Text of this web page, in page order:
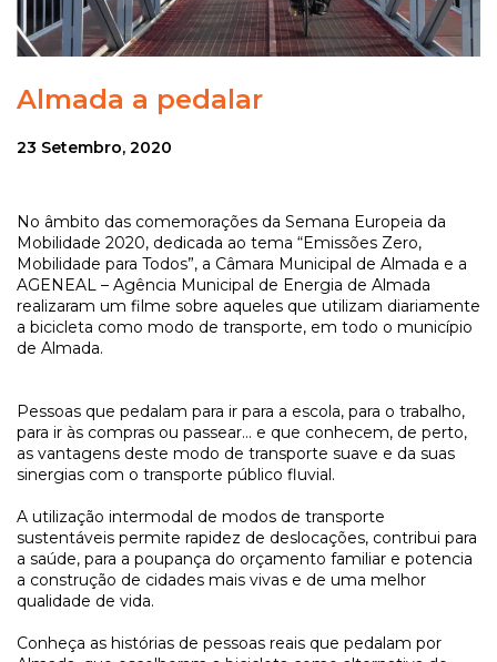
Almada a pedalar
23 Setembro, 2020
No âmbito das comemorações da Semana Europeia da
Mobilidade 2020, dedicada ao tema “Emissões Zero,
Mobilidade para Todos”, a Câmara Municipal de Almada e a
AGENEAL – Agência Municipal de Energia de Almada
realizaram um filme sobre aqueles que utilizam diariamente
a bicicleta como modo de transporte, em todo o município
de Almada.
Pessoas que pedalam para ir para a escola, para o trabalho,
para ir às compras ou passear… e que conhecem, de perto,
as vantagens deste modo de transporte suave e da suas
sinergias com o transporte público fluvial.
A utilização intermodal de modos de transporte
sustentáveis permite rapidez de deslocações, contribui para
a saúde, para a poupança do orçamento familiar e potencia
a construção de cidades mais vivas e de uma melhor
qualidade de vida.
Conheça as histórias de pessoas reais que pedalam por